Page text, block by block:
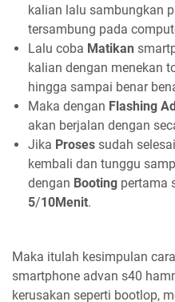
kalian lalu sambungkan
tersambung pada
Lalu coba Matikan
kalian dengan menekan
hingga sampai benar
Maka dengan Flashing
akan berjalan dengan
Jika Proses sudah
kembali dan tunggu
dengan Booting pertama
5/10Menit.
Maka itulah kesimpulan
smartphone advan s40
kerusakan seperti bootlop,